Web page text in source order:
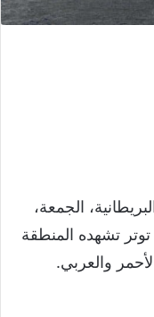
الجمعة،
تشهده المنطقة
والعربي.